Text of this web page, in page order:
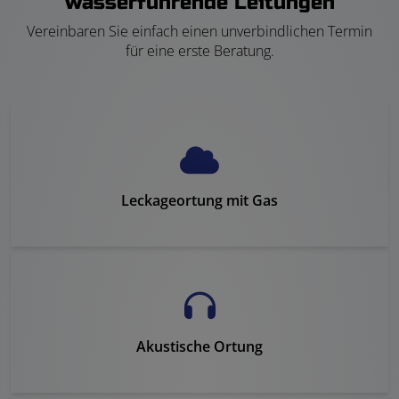
Vereinbaren Sie einfach einen unverbindlichen Termin
für eine erste Beratung.
Leckageortung mit Gas
Akustische Ortung